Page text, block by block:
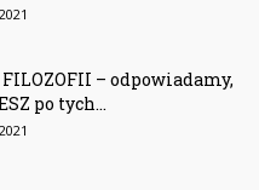
– odpowiadamy,
po tych...